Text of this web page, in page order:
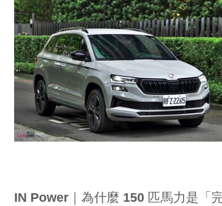
IN Power｜為什麼 150 匹馬力是「